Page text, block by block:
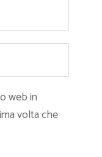
web in
volta che